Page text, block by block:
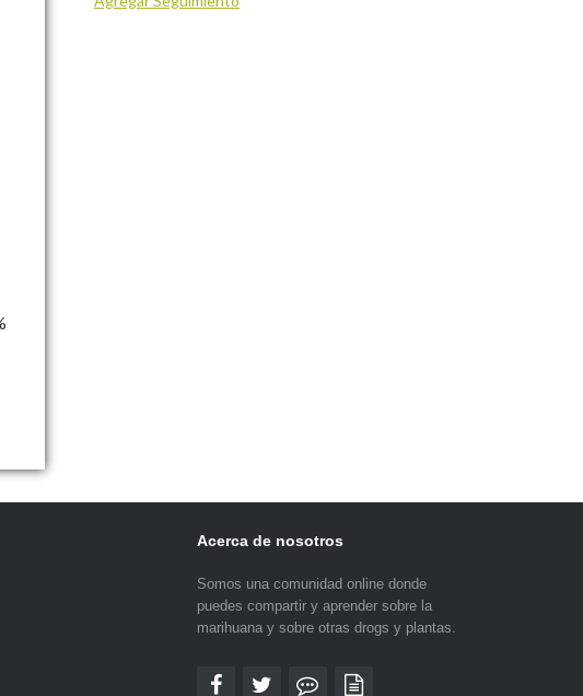
Acerca de nosotros
Somos una comunidad online donde
puedes compartir y aprender sobre la
marihuana y sobre otras drogs y plantas.